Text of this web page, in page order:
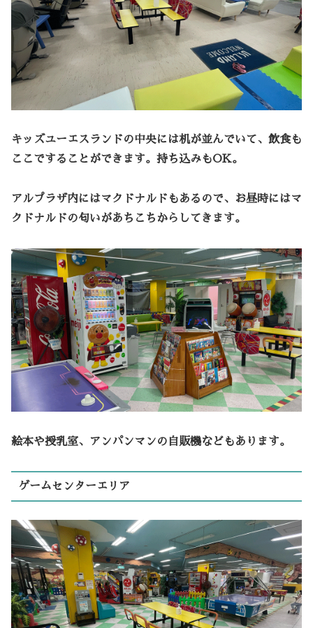
キッズユーエスランドの中央には机が並んでいて、飲食も
ここですることができます。持ち込みもOK。
アルプラザ内にはマクドナルドもあるので、お昼時にはマ
クドナルドの匂いがあちこちからしてきます。
絵本や授乳室、アンパンマンの自販機などもあります。
ゲームセンターエリア